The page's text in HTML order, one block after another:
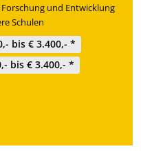
und Entwicklung
Schulen
bis € 3.400,- *
bis € 3.400,- *